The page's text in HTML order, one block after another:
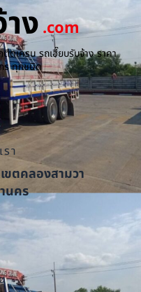
ง.com
ดเครน รถเฮี๊ยบรับจ้าง ราคา
ร ทุกชนิด
า
ขตคลองสามวา
นคร